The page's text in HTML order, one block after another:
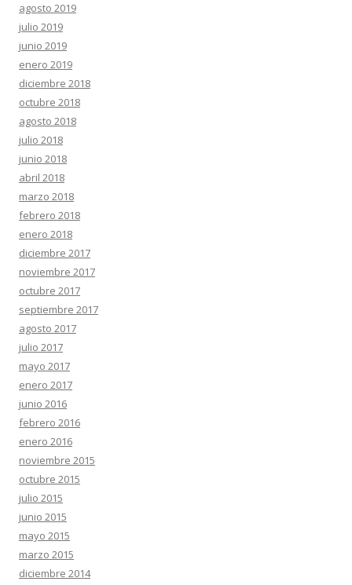
agosto 2019
julio 2019
junio 2019
enero 2019
diciembre 2018
octubre 2018
agosto 2018
julio 2018
junio 2018
abril 2018
marzo 2018
febrero 2018
enero 2018
diciembre 2017
noviembre 2017
octubre 2017
septiembre 2017
agosto 2017
julio 2017
mayo 2017
enero 2017
junio 2016
febrero 2016
enero 2016
noviembre 2015
octubre 2015
julio 2015
junio 2015
mayo 2015
marzo 2015
diciembre 2014